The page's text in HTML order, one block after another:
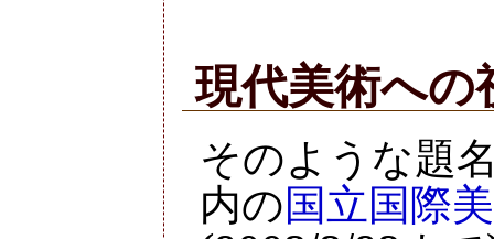
現代美術への
そのような題
内の国立国際